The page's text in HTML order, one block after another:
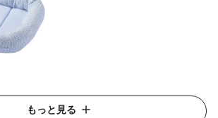
もっと見る